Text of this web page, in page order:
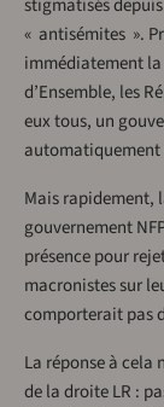
stigmatisés
« antisémites ».
immédiatement
d’Ensemble, les
eux tous, un
Mais rapidement,
gouvernement
présence pour
macronistes sur
comporterait pas
La réponse à cela
de la droite LR :